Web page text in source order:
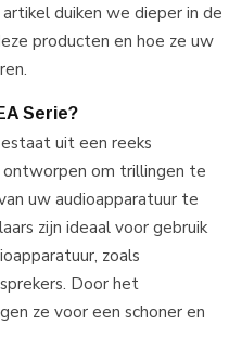
duiken we dieper in de
producten en hoe ze uw
Serie?
uit een reeks
ontworpen om trillingen te
uw audioapparatuur te
zijn ideaal voor gebruik
zoals
Door het
ze voor een schoner en